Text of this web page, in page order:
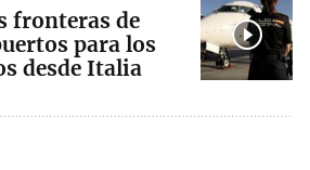
fronteras de
para los
desde Italia